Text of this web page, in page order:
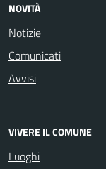
NOVITÀ
Notizie
Comunicati
Avvisi
VIVERE IL COMUNE
Luoghi